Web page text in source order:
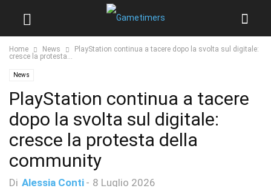
Home News
PlayStation continua a tacere dopo la svolta sul digitale:
cresce la protesta...
News
PlayStation continua a tacere
dopo la svolta sul digitale:
cresce la protesta della
community
Di Alessia Conti - 8 Luglio 2026